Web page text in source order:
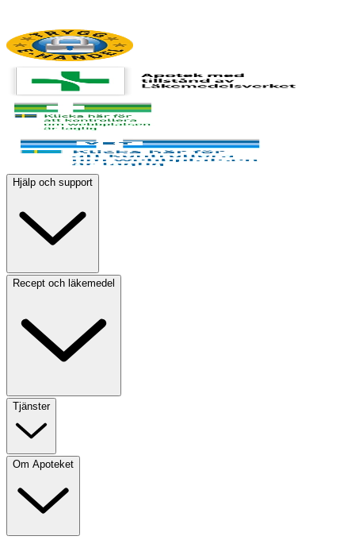
Hjälp och support
Recept och läkemedel
Tjänster
Om Apoteket